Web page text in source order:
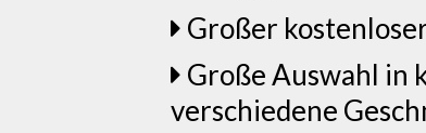
Großer
Große Auswahl in
verschiedene